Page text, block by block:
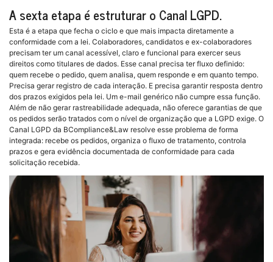
A sexta etapa é estruturar o Canal LGPD.
Esta é a etapa que fecha o ciclo e que mais impacta diretamente a
conformidade com a lei. Colaboradores, candidatos e ex-colaboradores
precisam ter um canal acessível, claro e funcional para exercer seus
direitos como titulares de dados. Esse canal precisa ter fluxo definido:
quem recebe o pedido, quem analisa, quem responde e em quanto tempo.
Precisa gerar registro de cada interação. E precisa garantir resposta dentro
dos prazos exigidos pela lei. Um e-mail genérico não cumpre essa função.
Além de não gerar rastreabilidade adequada, não oferece garantias de que
os pedidos serão tratados com o nível de organização que a LGPD exige. O
Canal LGPD da BCompliance&Law resolve esse problema de forma
integrada: recebe os pedidos, organiza o fluxo de tratamento, controla
prazos e gera evidência documentada de conformidade para cada
solicitação recebida.